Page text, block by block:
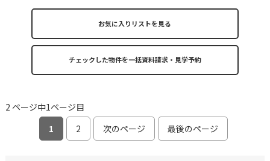
お気に入りリストを見る
2 ページ中1ページ目
1
2 次のページ 最後のページ